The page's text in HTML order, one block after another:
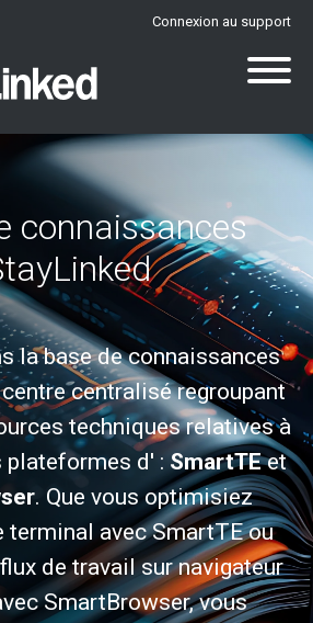
Connexion au support
connaissances
la base de connaissances
centralisé regroupant
techniques relatives à
plateformes d' : SmartTEet
. Que vous optimisiez
terminal avec SmartTE ou
de travail sur navigateur
SmartBrowser, vous